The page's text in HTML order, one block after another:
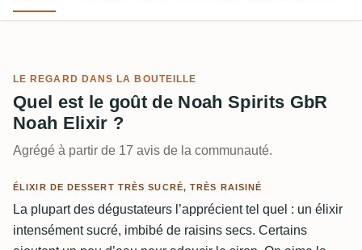
LE REGARD DANS LA BOUTEILLE
Quel est le goût de Noah Spirits GbR
Noah Elixir ?
Agrégé à partir de 17 avis de la communauté.
ÉLIXIR DE DESSERT TRÈS SUCRÉ, TRÈS RAISINÉ
La plupart des dégustateurs l’apprécient tel quel : un élixir
intensément sucré, imbibé de raisins secs. Certains